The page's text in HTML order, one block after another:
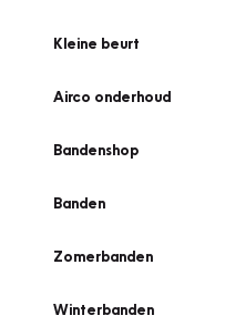
Kleine beurt
Airco onderhoud
Bandenshop
Banden
Zomerbanden
Winterbanden